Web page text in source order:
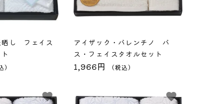
晒し フェイス
）
アイザック・バレンチノ バ
ス・フェイスタオルセット
1,966円 （税込）
favorite favorite